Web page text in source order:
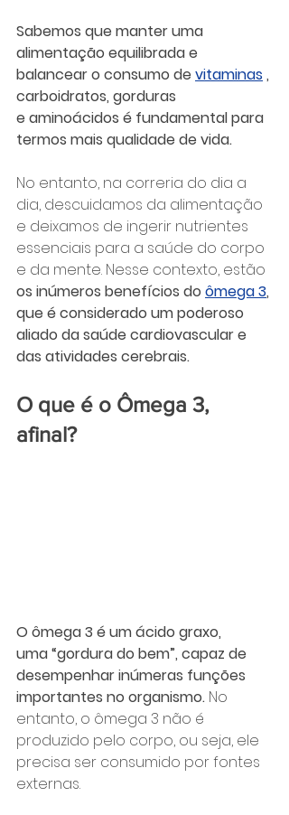
Sabemos que manter uma
alimentação equilibrada e
balancear o consumo de vitaminas ,
carboidratos, gorduras
e aminoácidos é fundamental para
termos mais qualidade de vida.
No entanto, na correria do dia a
dia, descuidamos da alimentação
e deixamos de ingerir nutrientes
essenciais para a saúde do corpo
e da mente. Nesse contexto, estão
os inúmeros benefícios do ômega 3,
que é considerado um poderoso
aliado da saúde cardiovascular e
das atividades cerebrais.
O que é o Ômega 3,
afinal?
O ômega 3 é um ácido graxo,
uma “gordura do bem”, capaz de
desempenhar inúmeras funções
importantes no organismo. No
entanto, o ômega 3 não é
produzido pelo corpo, ou seja, ele
precisa ser consumido por fontes
externas.